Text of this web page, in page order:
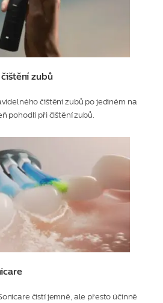
zubů
čištění zubů po jediném na
pohodlí při čištění zubů.
čistí jemně, ale přesto účinně